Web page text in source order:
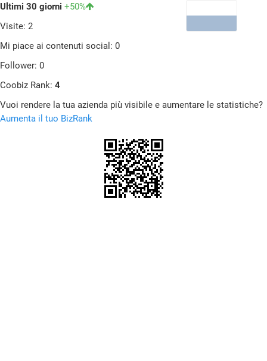
Ultimi 30 giorni +50%
Visite: 2
Mi piace ai contenuti social: 0
Follower: 0
Coobiz Rank: 4
Vuoi rendere la tua azienda più visibile e aumentare le statistiche?
Aumenta il tuo BizRank